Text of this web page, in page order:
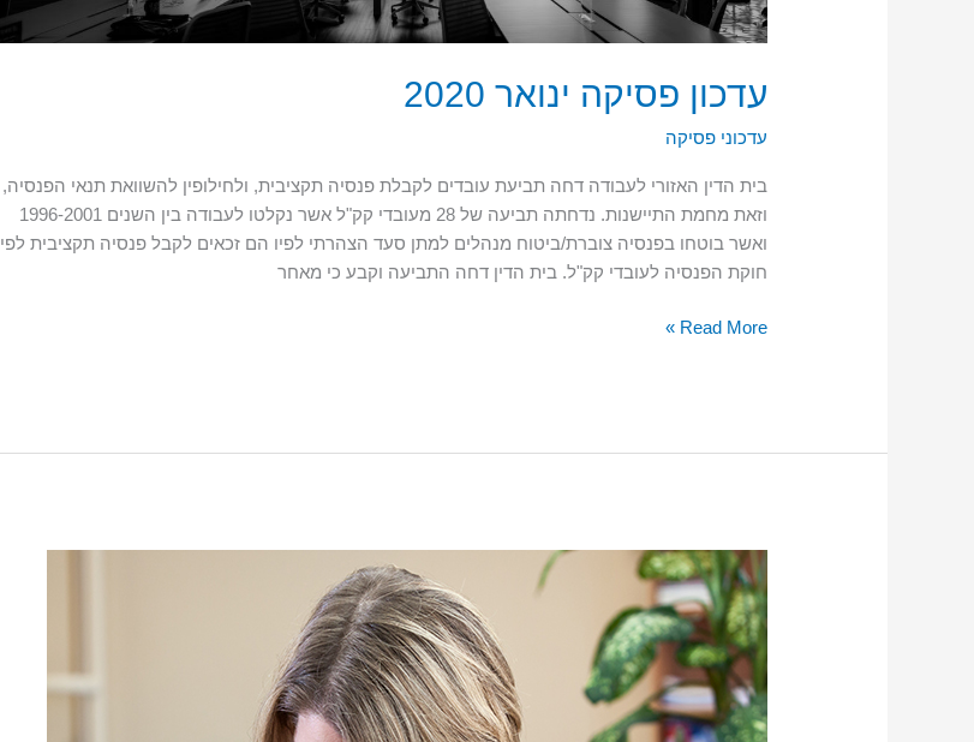
עדכון פסיקה ינואר 2020
עדכוני פסיקה
בית הדין האזורי לעבודה דחה תביעת עובדים לקבלת פנסיה תקציבית, ולחילופין להשוואת תנאי הפנסיה,
וזאת מחמת התיישנות. נדחתה תביעה של 28 מעובדי קק"ל אשר נקלטו לעבודה בין השנים 1996-2001
ואשר בוטחו בפנסיה צוברת/ביטוח מנהלים למתן סעד הצהרתי לפיו הם זכאים לקבל פנסיה תקציבית לפי
חוקת הפנסיה לעובדי קק"ל. בית הדין דחה התביעה וקבע כי מאחר
Read More »
עדכון
פסיקה
דצמבר
2019